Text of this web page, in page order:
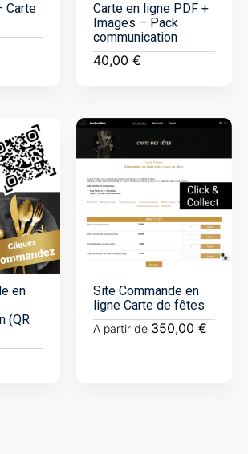
Carte
Carte en ligne PDF +
Images – Pack
communication
40,00 €
en
(QR
Site Commande en
ligne Carte de fêtes
A partir de 350,00 €